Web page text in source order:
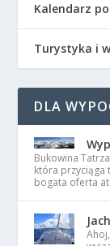
Kalendarz
Turystyka i
DLA
Bukowina
która przyciąga
bogata oferta